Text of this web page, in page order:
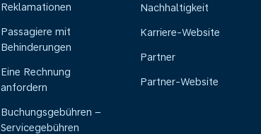
Reklamationen
Passagiere mit
Behinderungen
Eine Rechnung
anfordern
Buchungsgebühren –
Servicegebühren
Nachhaltigkeit
Karriere-Website
Partner
Partner-Website